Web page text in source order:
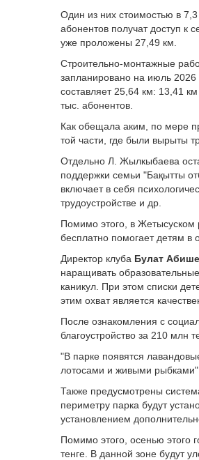
Один из них стоимостью в 7,3
абонентов получат доступ
уже проложены 27,49 км.
Строительно-монтажные
запланировано на июль
составляет 25,64 км: 13,41
тыс. абонентов.
Как обещала аким, по мере
той части, где были вырыты
Отдельно Л. Жылкыбаева
поддержки семьи "Бақытты
включает в себя
трудоустройстве и др.
Помимо этого, в Жетысуском
бесплатно помогает детям в
Директор клуба Булат
наращивать
каникул. При этом списки
этим охват является
После ознакомления с
благоустройство за 210 млн
"В парке появятся
лотосами и живыми
Также предусмотрены
периметру парка будут
установлением
Помимо этого, осенью этого
тенге. В данной зоне будут